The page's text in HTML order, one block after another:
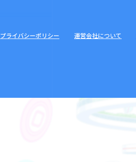
プライバシーポリシー 運営会社について